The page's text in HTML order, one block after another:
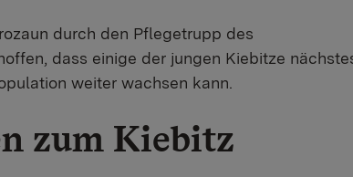
durch den Pflegetrupp des
dass einige der jungen Kiebitze
weiter wachsen kann.
zum Kiebitz